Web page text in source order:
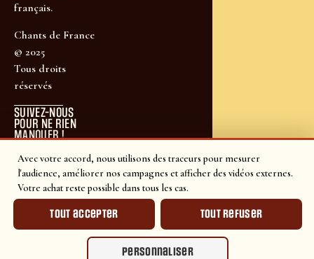
Avec votre accord, nous utilisons des traceurs pour mesurer
l'audience, améliorer nos campagnes et afficher des vidéos externes.
Votre achat reste possible dans tous les cas.
Tout accepter Tout refuser
Personnaliser
français.
Chants de France
© 2025
Tous droits
réservés
SUIVEZ-NOUS
POUR NE RIEN
MANQUER !